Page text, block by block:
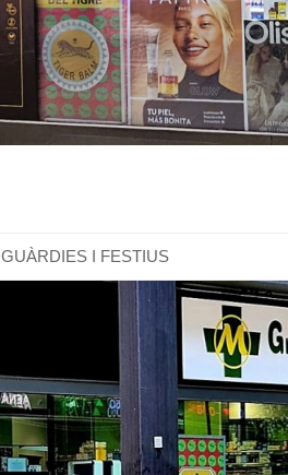
GUÀRDIES I FESTIUS